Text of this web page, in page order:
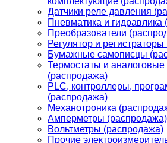
Датчики реле давления
Пневматика и гидравлика
Преобразователи
Регулятор и
Бумажные самописцы
Термостаты и аналоговые
(распродажа)
PLС, контроллеры,
(распродажа)
Механотроника
Амперметры (распродажа)
Вольтметры (распродажа)
Прочие